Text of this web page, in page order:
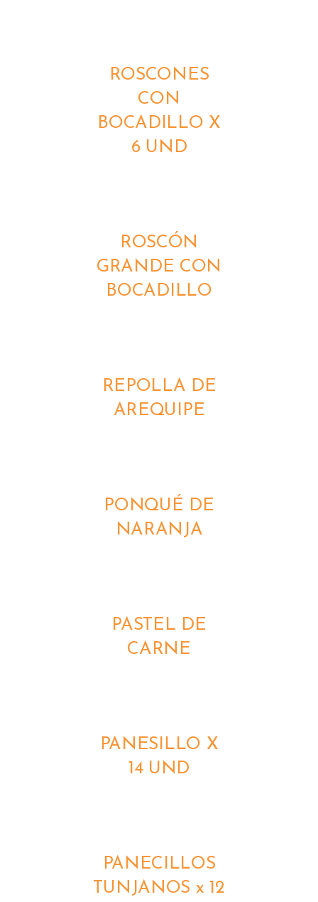
ROSCONES
CON
BOCADILLO X
6 UND
ROSCÓN
GRANDE CON
BOCADILLO
REPOLLA DE
AREQUIPE
PONQUÉ DE
NARANJA
PASTEL DE
CARNE
PANESILLO X
14 UND
PANECILLOS
TUNJANOS x 12